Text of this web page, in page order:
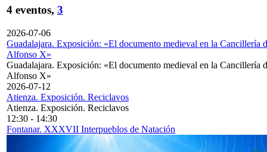
4 eventos, 3
2026-07-06
Guadalajara. Exposición: «El documento medieval en la Cancillería
Alfonso X»
Guadalajara. Exposición: «El documento medieval en la Cancillería
Alfonso X»
2026-07-12
Atienza. Exposición. Reciclavos
Atienza. Exposición. Reciclavos
12:30 - 14:30
Fontanar. XXXVII Interpueblos de Natación